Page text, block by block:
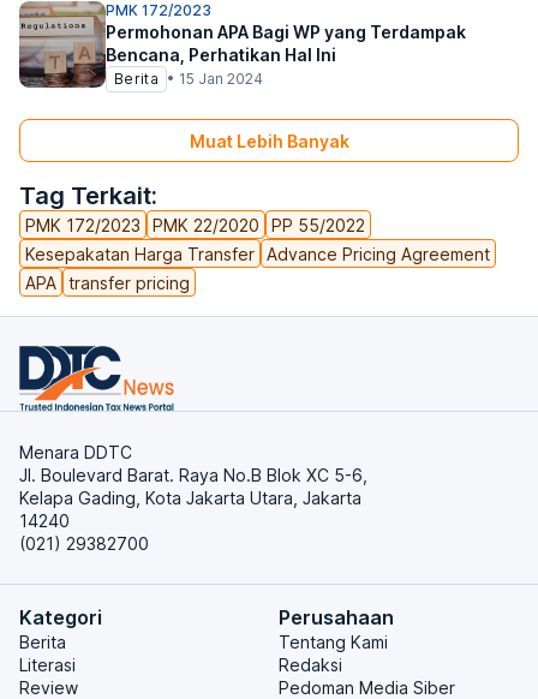
Tag Terkait:
PMK 172/2023 PMK 22/2020
PP 55/2022
Kesepakatan Harga Transfer Advance Pricing Agreement
APA transfer pricing
PMK 172/2023
Permohonan APA Bagi WP yang Terdampak
Bencana, Perhatikan Hal Ini
Berita • 15 Jan 2024
Muat Lebih Banyak
Menara DDTC
Jl. Boulevard Barat. Raya No.B Blok XC 5-6,
Kelapa Gading, Kota Jakarta Utara, Jakarta
14240
(021) 29382700
Kategori
Berita
Literasi
Review
Perusahaan
Tentang Kami
Redaksi
Pedoman Media Siber